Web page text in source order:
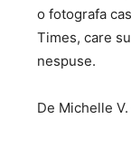
o fotografa
Times, care
nespuse.
De Michelle V.